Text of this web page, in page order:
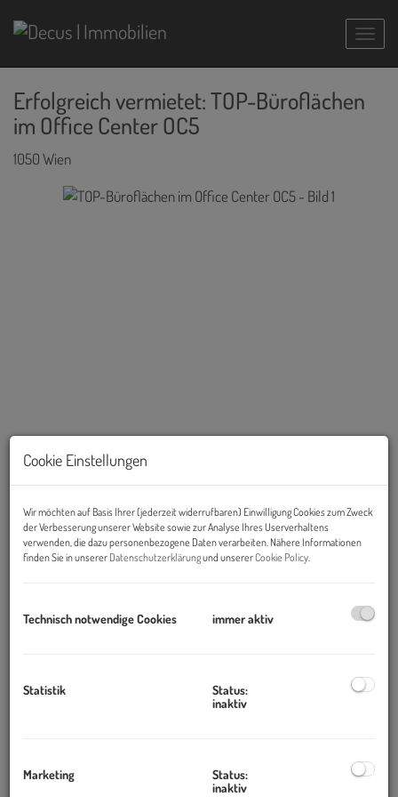
Erfolgreich vermietet: TOP-Büroflächen
im Office Center OC5
1050 Wien
Beschreibung
Der moderne Büroneubau mit attraktiver Glasfassade in zentraler
hochwertig ausgestattete Büroflächen.
Cookie Einstellungen
Wir möchten auf Basis Ihrer (jederzeit widerrufbaren) Einwilligung Cookies zum Zweck
der Verbesserung unserer Website sowie zur Analyse Ihres Userverhaltens
verwenden, die dazu personenbezogene Daten verarbeiten. Nähere Informationen
finden Sie in unserer Datenschutzerklärungund unsererCookie Policy
Technisch notwendige Cookies immer aktiv
Statistik
Status:
inaktiv
Marketing
Status:
inaktiv